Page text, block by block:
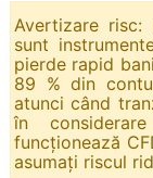
Avertizare
sunt
pierde rapid
89 % din
atunci când
în
funcționează
asumați riscul